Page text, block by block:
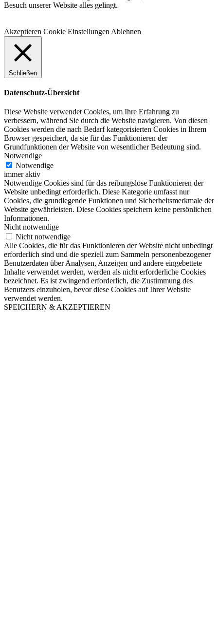
Besuch unserer Website alles gelingt.
Akzeptieren Cookie Einstellungen Ablehnen
Schließen
Datenschutz-Übersicht
Diese Website verwendet Cookies, um Ihre Erfahrung zu
verbessern, während Sie durch die Website navigieren. Von diesen
Cookies werden die nach Bedarf kategorisierten Cookies in Ihrem
Browser gespeichert, da sie für das Funktionieren der
Grundfunktionen der Website von wesentlicher Bedeutung sind.
Notwendige
Notwendige
immer aktiv
Notwendige Cookies sind für das reibungslose Funktionieren der
Website unbedingt erforderlich. Diese Kategorie umfasst nur
Cookies, die grundlegende Funktionen und Sicherheitsmerkmale der
Website gewährleisten. Diese Cookies speichern keine persönlichen
Informationen.
Nicht notwendige
Nicht notwendige
Alle Cookies, die für das Funktionieren der Website nicht unbedingt
erforderlich sind und die speziell zum Sammeln personenbezogener
Benutzerdaten über Analysen, Anzeigen und andere eingebettete
Inhalte verwendet werden, werden als nicht erforderliche Cookies
bezeichnet. Es ist zwingend erforderlich, die Zustimmung des
Benutzers einzuholen, bevor diese Cookies auf Ihrer Website
verwendet werden.
SPEICHERN & AKZEPTIEREN